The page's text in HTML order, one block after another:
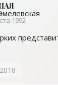
1992
2018